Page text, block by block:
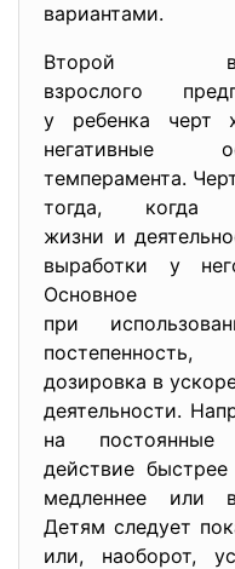
вариантами.
Второй
взрослого
у ребенка черт
негативные
темперамента.
тогда, когда
жизни и
выработки у
при
дозировка в
деятельности.
на постоянные
действие
медленнее или
Детям следует
или, наоборот,